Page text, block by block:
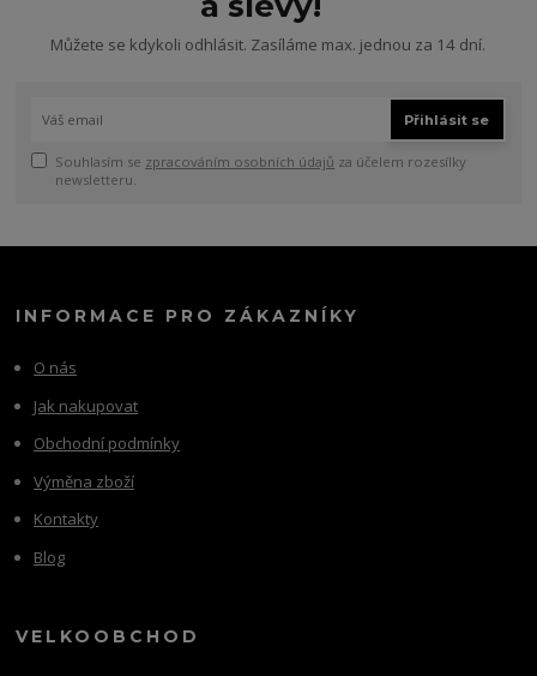
Můžete se kdykoli odhlásit. Zasíláme max. jednou za 14 dní.
Přihlásit se
Souhlasím se zpracováním osobních údajů za účelem rozesílky
newsletteru.
INFORMACE PRO ZÁKAZNÍKY
O nás
Jak nakupovat
Obchodní podmínky
Výměna zboží
Kontakty
Blog
VELKOOBCHOD